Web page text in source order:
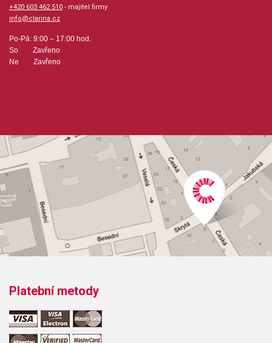
+420 603 462 510 - majitel firmy
info@clarina.cz
Po-Pá: 9:00 – 17:00 hod.
So Zavřeno
Ne Zavřeno
Platební metody